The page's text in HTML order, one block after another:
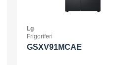
Lg
Frigoriferi
GSXV91MCAE